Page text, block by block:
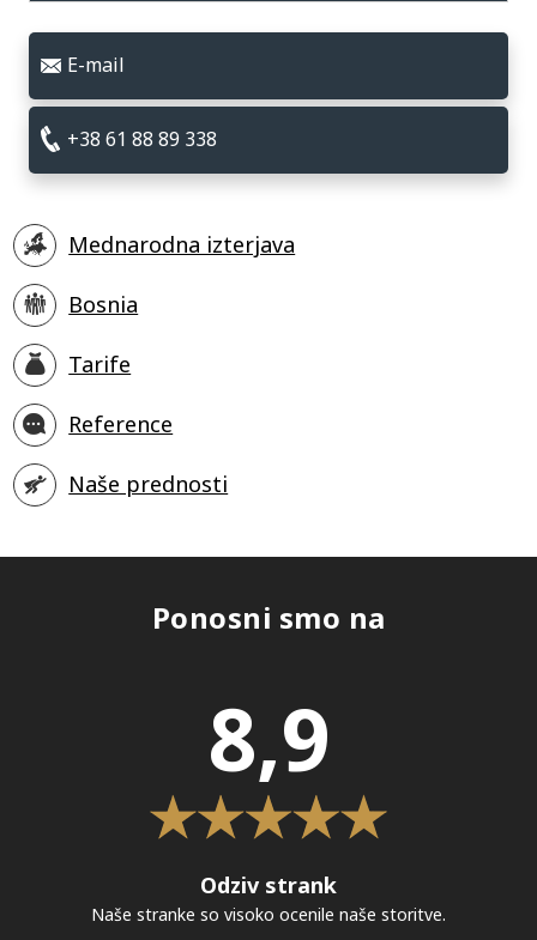
E-mail
+38 61 88 89 338
Mednarodna izterjava
Bosnia
Tarife
Reference
Naše prednosti
Ponosni smo na
8,9
Odziv strank
Naše stranke so visoko ocenile naše storitve.